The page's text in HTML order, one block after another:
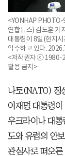
<YONHAP
연합뉴스) 김도훈 기
대통령이 8일(현지
악수하고 있다.
<저작권자 ⓒ 1980-
활용 금지>
나토(NATO) 정
이재명 대통령
우크라이나 대
도와 유럽의 안
관심사로 떠오른